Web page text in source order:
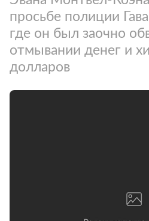
просьбе полиции
где он был заочно
отмывании денег и
долларов